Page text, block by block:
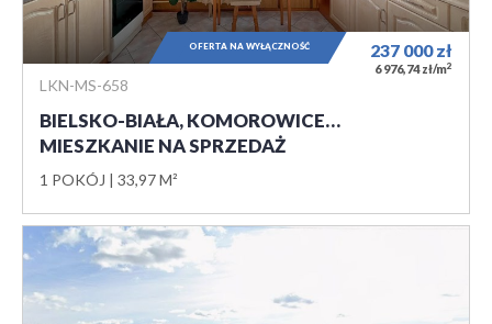
LKN-MS-658
BIELSKO-BIAŁA, KOMOROWICE…
MIESZKANIE NA SPRZEDAŻ
1 POKÓJ 33,97 M²
237 000zł
6 976,74 zł/m2
OFERTA NA WYŁĄCZNOŚĆ